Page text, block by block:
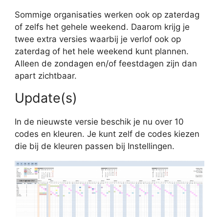
Sommige organisaties werken ook op zaterdag
of zelfs het gehele weekend. Daarom krijg je
twee extra versies waarbij je verlof ook op
zaterdag of het hele weekend kunt plannen.
Alleen de zondagen en/of feestdagen zijn dan
apart zichtbaar.
Update(s)
In de nieuwste versie beschik je nu over 10
codes en kleuren. Je kunt zelf de codes kiezen
die bij de kleuren passen bij Instellingen.